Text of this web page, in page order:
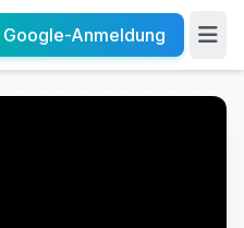
Google-Anmeldung